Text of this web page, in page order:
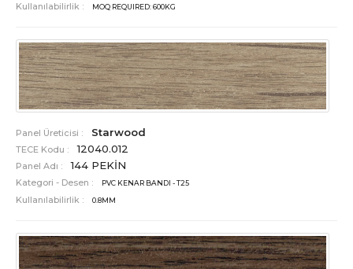
Kullanılabilirlik : MOQ REQUIRED: 600KG
Panel Üreticisi : Starwood
TECE Kodu : 12040.012
Panel Adı : 144 PEKİN
Kategori - Desen : PVC KENAR BANDI - T25
Kullanılabilirlik : 0.8MM